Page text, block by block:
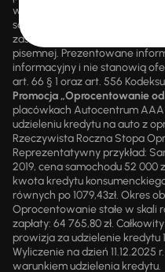
wsteczną. Szczegółowe
są przez upoważnionych
zastrzega sobie prawo do
pisemnej. Prezentowane
informacyjny i nie stanowią
art. 66 § 1 oraz art. 556
Promocja „Oprocentowanie
placówkach Autocentrum
udzieleniu kredytu na auto z
Rzeczywista Roczna Stopa
Reprezentatywny przykład:
2019, cena samochodu 52 000
kwota kredytu
równych po 1079,43zł. Okres
Oprocentowanie stałe w skali
zapłaty: 64 765,80 zł.
prowizja za udzielenie kredytu 1
Wyliczenie na dzień
warunkiem udzielenia kredytu.